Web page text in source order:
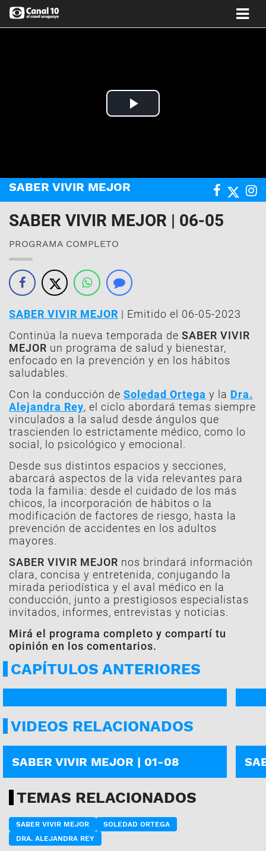
Play
SABER VIVIR MEJOR
SABER VIVIR MEJOR | 06-05
PROGRAMA COMPLETO
SABER VIVIR MEJOR | Emitido el 06-05-2023
Continúa la nueva temporada de SABER VIVIR
MEJOR un programa de salud y bienestar,
enfocado en la prevención y en los hábitos
saludables.
Con la conducción de Soledad Ortega y la Dra.
Alejandra Rey, el ciclo abordará temas siempre
vinculados a la salud desde ángulos que
trascienden lo estrictamente médico, como lo
social, lo psicológico y emocional.
Desde sus distintos espacios y secciones,
abarcará aspectos de la vida relevantes para
toda la familia: desde el cuidado de los más
chicos, la incorporación de hábitos o la
modificación de factores de riesgo, hasta la
prevención de accidentes en los adultos
mayores.
SABER VIVIR MEJOR nos brindará información
clara, concisa y entretenida, conjugando la
mirada periodística y el aval médico en la
conducción, junto a prestigiosos especialistas
invitados, informes, entrevistas y noticias.
Mirá el programa completo y compartí tu
opinión en los comentarios.
CAPÍTULOS ANTERIORES
PROGRAMA COMPLETO
VIDEOS RELACIONADOS
PROGRAMA COMPLETO
SABER VIVIR MEJOR | 01-08
TEMAS RELACIONADOS
SABER VIVIR MEJOR
SOLEDAD ORTEGA
DRA. ALEJANDRA REY